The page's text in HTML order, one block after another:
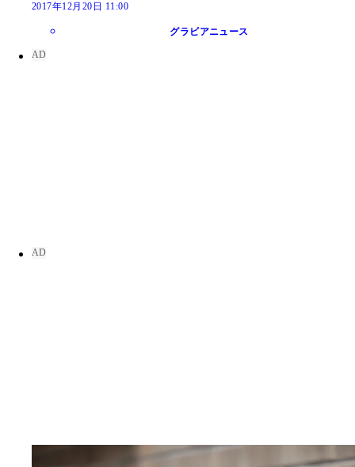
2017年12月20日 11:00
グラビアニュース